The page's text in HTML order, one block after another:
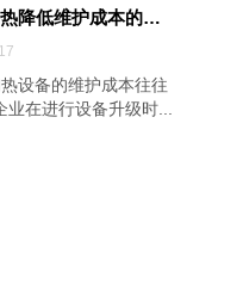
工业加热设备改造：电磁加热降低维护成本的四...
设备的维护成本往往
在进行设备升级时...